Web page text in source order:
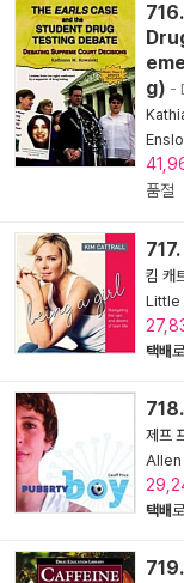
g) -
품절
킴 캐
Little
택배
제프
Allen
택배